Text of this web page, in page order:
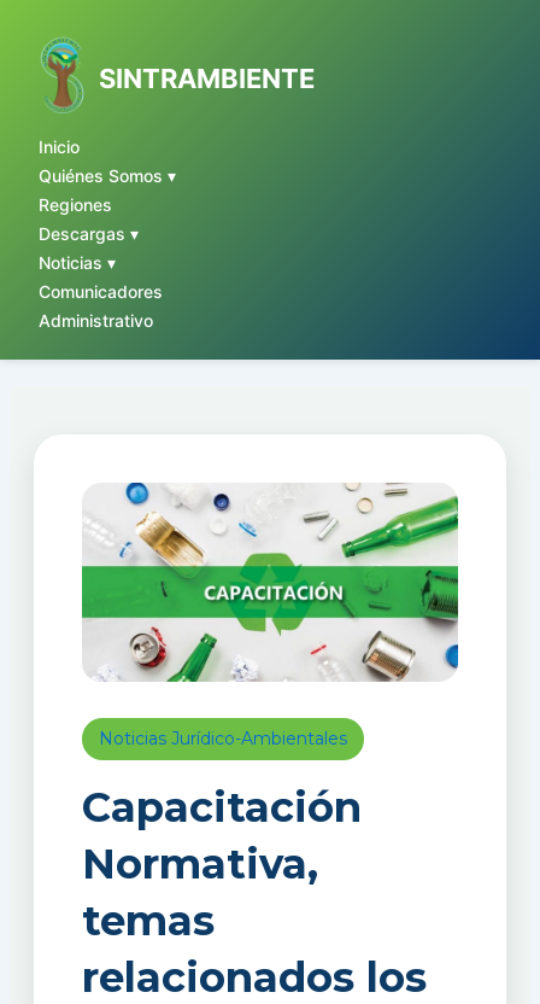
SINTRAMBIENTE
Inicio
Quiénes Somos ▾
Regiones
Descargas ▾
Noticias ▾
Comunicadores
Administrativo
contenido
Noticias Jurídico-Ambientales
Capacitación
Normativa,
temas
relacionados los